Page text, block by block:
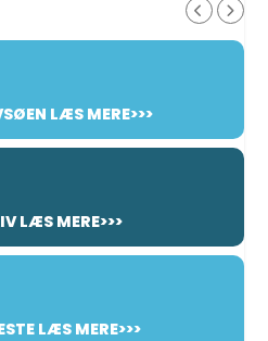
LÆS MERE>>>
LÆS MERE>>>
LÆS MERE>>>